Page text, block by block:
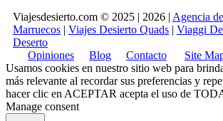
Viajesdesierto.com © 2025 | 2026 | Agencia
Marruecos | Viajes Desierto Quads | Viaggi
Deserto
Opiniones
Blog Contacto
Site
Usamos cookies en nuestro sitio web para
más relevante al recordar sus preferencias y
hacer clic en ACEPTAR acepta el uso de
Manage consent